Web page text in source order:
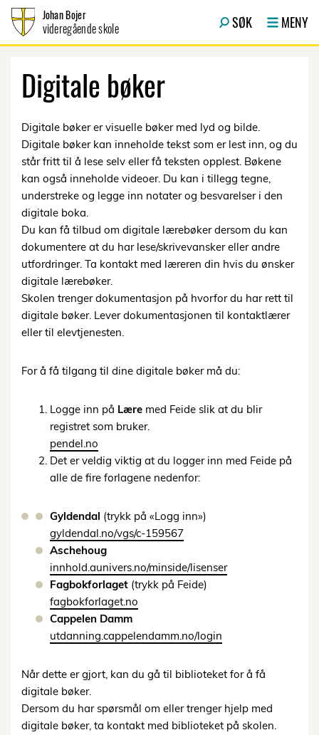
Johan Bojer
videregående skole SØK MENY
Digitale bøker
Digitale bøker er visuelle bøker med lyd og bilde.
Digitale bøker kan inneholde tekst som er lest inn, og du
står fritt til å lese selv eller få teksten opplest. Bøkene
kan også inneholde videoer. Du kan i tillegg tegne,
understreke og legge inn notater og besvarelser i den
digitale boka.
Du kan få tilbud om digitale lærebøker dersom du kan
dokumentere at du har lese/skrivevansker eller andre
utfordringer. Ta kontakt med læreren din hvis du ønsker
digitale lærebøker.
Skolen trenger dokumentasjon på hvorfor du har rett til
digitale bøker. Lever dokumentasjonen til kontaktlærer
eller til elevtjenesten.
For å få tilgang til dine digitale bøker må du:
Logge inn på Lære med Feide slik at du blir
registret som bruker.
pendel.no
Det er veldig viktig at du logger inn med Feide på
alle de fire forlagene nedenfor:
Gyldendal (trykk på «Logg inn»)
gyldendal.no/vgs/c-159567
Aschehoug
innhold.aunivers.no/minside/lisenser
Fagbokforlaget (trykk på Feide)
fagbokforlaget.no
Cappelen Damm
utdanning.cappelendamm.no/login
Når dette er gjort, kan du gå til biblioteket for å få
digitale bøker.
Dersom du har spørsmål om eller trenger hjelp med
digitale bøker, ta kontakt med biblioteket på skolen.